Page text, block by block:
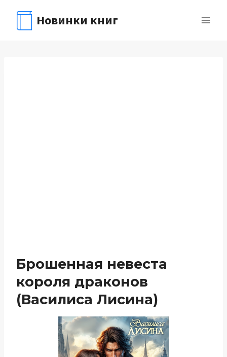
содержимому
Новинки книг
Брошенная невеста
короля драконов
(Василиса Лисина)